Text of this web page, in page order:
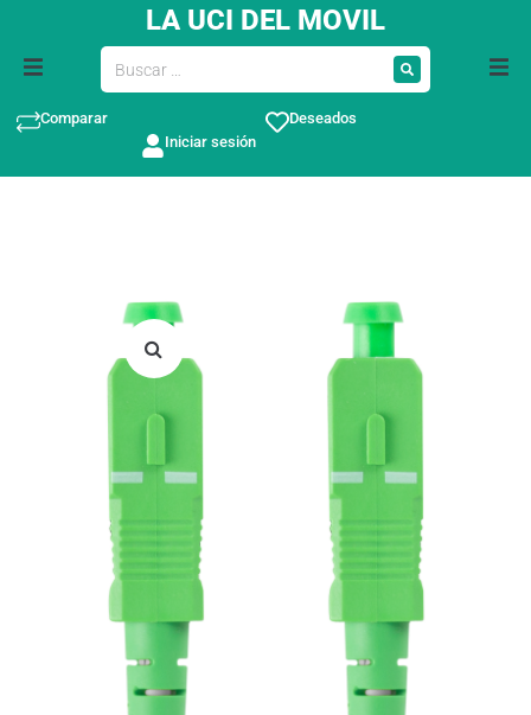
LA UCI DEL MOVIL
Comparar
Deseados
Iniciar sesión